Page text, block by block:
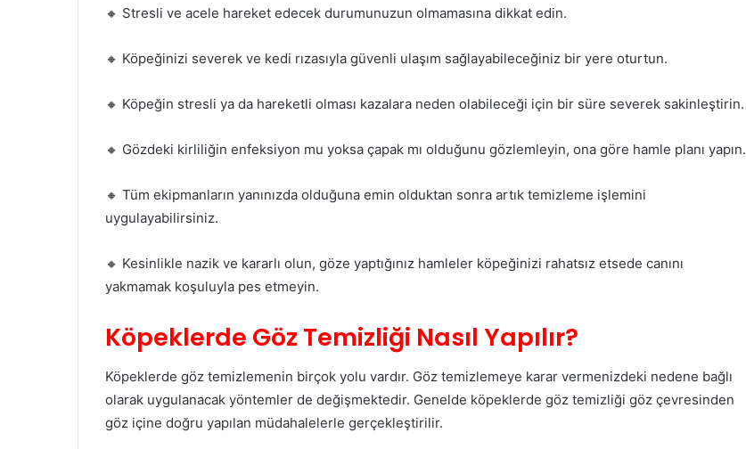
🔸 Stresli ve acele hareket edecek durumunuzun olmamasına dikkat edin.
🔸 Köpeğinizi severek ve kedi rızasıyla güvenli ulaşım sağlayabileceğiniz bir yere oturtun.
🔸 Köpeğin stresli ya da hareketli olması kazalara neden olabileceği için bir süre severek sakinleştirin.
🔸 Gözdeki kirliliğin enfeksiyon mu yoksa çapak mı olduğunu gözlemleyin, ona göre hamle planı yapın.
🔸 Tüm ekipmanların yanınızda olduğuna emin olduktan sonra artık temizleme işlemini
uygulayabilirsiniz.
🔸 Kesinlikle nazik ve kararlı olun, göze yaptığınız hamleler köpeğinizi rahatsız etsede canını
yakmamak koşuluyla pes etmeyin.
Köpeklerde Göz Temizliği Nasıl Yapılır?
Köpeklerde göz temizlemenin birçok yolu vardır. Göz temizlemeye karar vermenizdeki nedene bağlı
olarak uygulanacak yöntemler de değişmektedir. Genelde köpeklerde göz temizliği göz çevresinden
göz içine doğru yapılan müdahalelerle gerçekleştirilir.